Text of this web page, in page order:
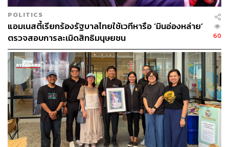
เมื่อข้อเท็จจริงปรากฏว่า ผู้ร้องและครอบครัวมิได้มีส่วน
เกี่ยวข้องกับการกระทำความผิด และสามีผู้ร้องซึ่งเป็นบุคคล
เป้าหมาย มิได้พักอาศัยอยู่ในบ้านหลังดังกล่าว แต่การที่เจ้า
หน้าที่ไปพบผู้ร้องที่บ้านพักตั้งแต่ปี 2559-2564 หลายสิบครั้ง
โดยที่ผู้ร้องไม่ทราบวัตถุประสงค์ที่ชัดเจน และบางครั้งมีการ
สอบถามข้อมูลส่วนตัวในลักษณะติดตาม ตรวจสอบ และเมื่อ
พิจารณาถึงครอบครัวของผู้ร้องที่มีแต่ผู้หญิง ผู้สูงอายุ และ
เด็กแล้ว การที่เจ้าหน้าที่ทหารซึ่งเป็นผู้ชายทั้งหมด พร้อม
อาวุธครบมือ ไปพบที่บ้านพัก ย่อมสร้างความวิตกกังวลและ
ความหวาดกลัวให้กับครอบครัวของผู้ร้อง มีผลทำให้ผู้ร้อง
และครอบครัวใช้ชีวิตโดยไม่ปกติสุข
POLITICS
แอมเนสตี้เรียกร้องรัฐบาลไทยใช้เวทีหารือ ‘มินอ่องหล่าย’
ตรวจสอบการละเมิดสิทธิมนุษยชน
60